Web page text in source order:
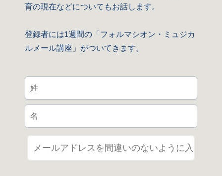
育の現在などについてもお話します。
登録者には1週間の「フォルマシオン・ミュジカ
ルメール講座」がついてきます。